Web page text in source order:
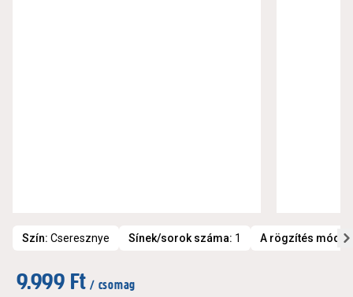
Szín: Cseresznye Sínek/sorok száma: 1 A rögzítés módja
9.999 Ft / csomag